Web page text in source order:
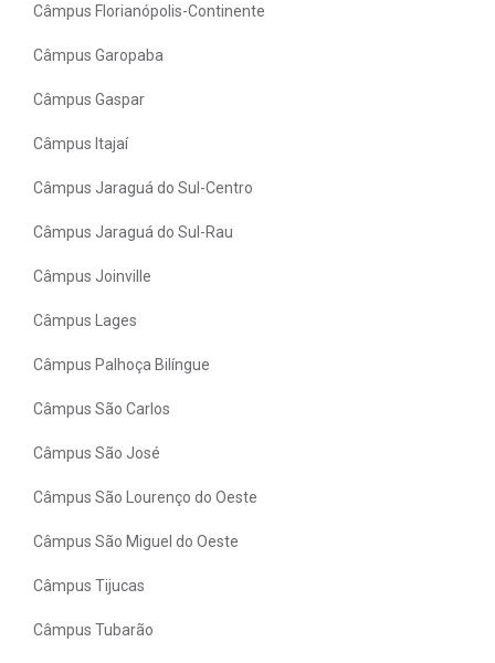
Câmpus Florianópolis-Continente
Câmpus Garopaba
Câmpus Gaspar
Câmpus Itajaí
Câmpus Jaraguá do Sul-Centro
Câmpus Jaraguá do Sul-Rau
Câmpus Joinville
Câmpus Lages
Câmpus Palhoça Bilíngue
Câmpus São Carlos
Câmpus São José
Câmpus São Lourenço do Oeste
Câmpus São Miguel do Oeste
Câmpus Tijucas
Câmpus Tubarão